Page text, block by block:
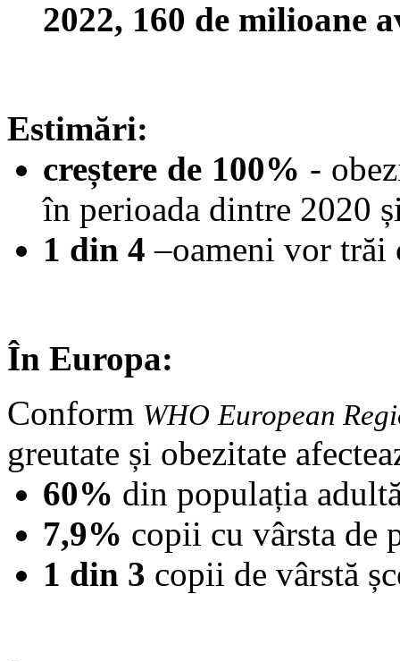
2022, 160 de milioane
Estimări:
creștere de 100% -
în perioada dintre 2020
1 din 4–oameni vor trăi
În Europa:
Conform WHO European
greutate și obezitate
60% din populația
7,9% copii cu vârsta de
1 din 3 copii de vârstă